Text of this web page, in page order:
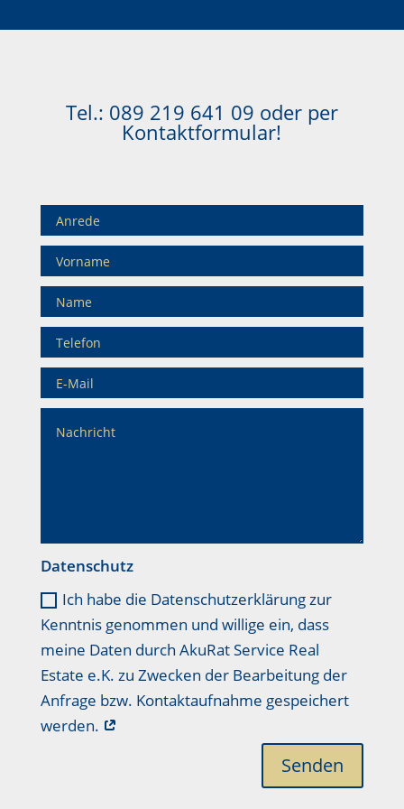
Tel.: 089 219 641 09 oder per
Kontaktformular!
Datenschutz
Ich habe die Datenschutzerklärung zur
Kenntnis genommen und willige ein, dass
meine Daten durch AkuRat Service Real
Estate e.K. zu Zwecken der Bearbeitung der
Anfrage bzw. Kontaktaufnahme gespeichert
werden.
Senden